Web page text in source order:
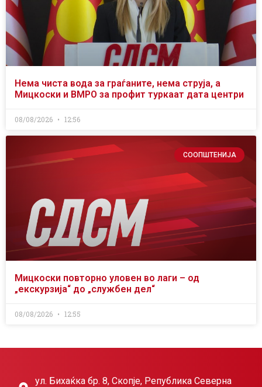
Нема чиста вода за граѓаните, нема струја, а
Мицкоски и ВМРО за профит туркаат дата центри
08/08/2026 12:56
СООПШТЕНИЈА
Мицкоски повторно уловен во лаги – од
„екскурзија“ до „службен дел“
08/08/2026 12:55
ул. Бихаќка бр. 8, Скопје, Република Северна